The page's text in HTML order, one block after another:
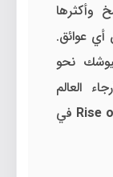
وأكثرها
أي عوائق.
نحو
العالم
Rise في